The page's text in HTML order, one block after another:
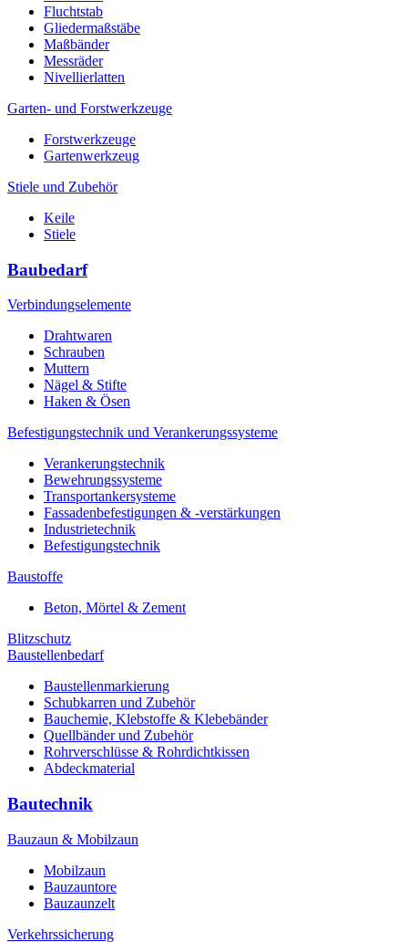
Fluchtstab
Gliedermaßstäbe
Maßbänder
Messräder
Nivellierlatten
Garten- und Forstwerkzeuge
Forstwerkzeuge
Gartenwerkzeug
Stiele und Zubehör
Keile
Stiele
Baubedarf
Verbindungselemente
Drahtwaren
Schrauben
Muttern
Nägel & Stifte
Haken & Ösen
Befestigungstechnik und Verankerungssysteme
Verankerungstechnik
Bewehrungssysteme
Transportankersysteme
Fassadenbefestigungen & -verstärkungen
Industrietechnik
Befestigungstechnik
Baustoffe
Beton, Mörtel & Zement
Blitzschutz
Baustellenbedarf
Baustellenmarkierung
Schubkarren und Zubehör
Bauchemie, Klebstoffe & Klebebänder
Quellbänder und Zubehör
Rohrverschlüsse & Rohrdichtkissen
Abdeckmaterial
Bautechnik
Bauzaun & Mobilzaun
Mobilzaun
Bauzauntore
Bauzaunzelt
Verkehrssicherung